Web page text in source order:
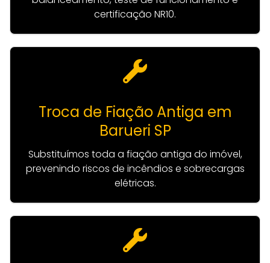
certificação NR10.
Troca de Fiação Antiga em
Barueri SP
Substituímos toda a fiação antiga do imóvel,
prevenindo riscos de incêndios e sobrecargas
elétricas.